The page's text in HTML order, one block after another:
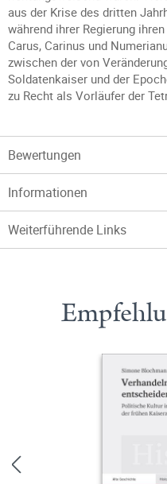
aus der Krise des dritten
während ihrer Regierung
Carus, Carinus und
zwischen der von
Soldatenkaiser und der
zu Recht als Vorläufer der
Bewertungen
Informationen
Weiterführende Links